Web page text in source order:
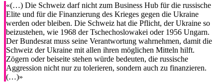
«(…) Die Schweiz darf nicht zum Business Hub für die russische
Elite und für die Finanzierung des Krieges gegen die Ukraine
werden oder bleiben. Die Schweiz hat die Pflicht, der Ukraine so
beizustehen, wie 1968 der Tschechoslowakei oder 1956 Ungarn.
Der Bundesrat muss seine Verantwortung wahrnehmen, damit die
Schweiz der Ukraine mit allen ihren möglichen Mitteln hilft.
Zögern oder beiseite stehen würde bedeuten, die russische
Aggression nicht nur zu tolerieren, sondern auch zu finanzieren.
(…)»